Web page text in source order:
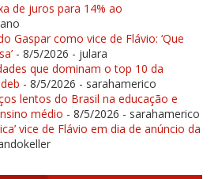
de juros para 14% ao
Gaspar como vice de Flávio: ‘Que
- 8/5/2026 - julara
que dominam o top 10 da
- 8/5/2026 - sarahamerico
lentos do Brasil na educação e
médio - 8/5/2026 - sarahamerico
vice de Flávio em dia de anúncio da